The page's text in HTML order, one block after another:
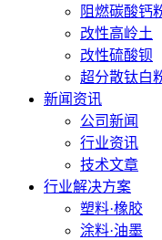
阻燃碳酸钙
改性高岭土
改性硫酸钡
超分散钛白
新闻资讯
公司新闻
行业资讯
技术文章
行业解决方案
塑料·橡胶
涂料·油墨